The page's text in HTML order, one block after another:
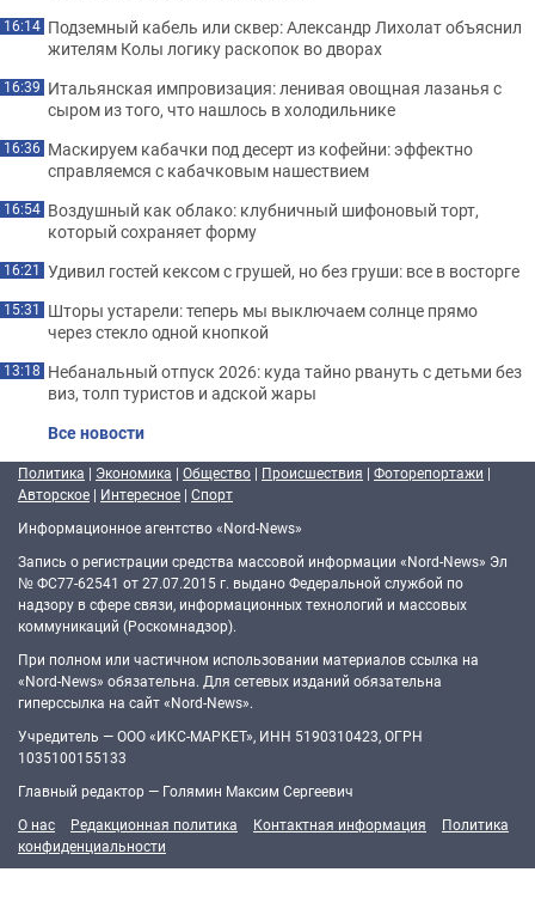
16:14 Подземный кабель или сквер: Александр Лихолат объяснил
жителям Колы логику раскопок во дворах
16:39 Итальянская импровизация: ленивая овощная лазанья с
сыром из того, что нашлось в холодильнике
16:36 Маскируем кабачки под десерт из кофейни: эффектно
справляемся с кабачковым нашествием
16:54 Воздушный как облако: клубничный шифоновый торт,
который сохраняет форму
16:21 Удивил гостей кексом с грушей, но без груши: все в восторге
15:31 Шторы устарели: теперь мы выключаем солнце прямо
через стекло одной кнопкой
13:18 Небанальный отпуск 2026: куда тайно рвануть с детьми без
виз, толп туристов и адской жары
Все новости
Политика | Экономика | Общество | Происшествия | Фоторепортажи |
Авторское | Интересное | Спорт
Информационное агентство «Nord-News»
Запись о регистрации средства массовой информации «Nord-News» Эл
№ ФС77-62541 от 27.07.2015 г. выдано Федеральной службой по
надзору в сфере связи, информационных технологий и массовых
коммуникаций (Роскомнадзор).
При полном или частичном использовании материалов ссылка на
«Nord-News» обязательна. Для сетевых изданий обязательна
гиперссылка на сайт «Nord-News».
Учредитель — ООО «ИКС-МАРКЕТ», ИНН 5190310423, ОГРН
1035100155133
Главный редактор — Голямин Максим Сергеевич
О нас
Редакционная политика Контактная информация
Политика
конфиденциальности